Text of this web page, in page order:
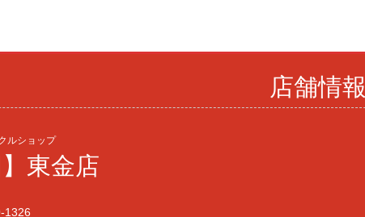
店舗情報
ルショップ
】東金店
1326